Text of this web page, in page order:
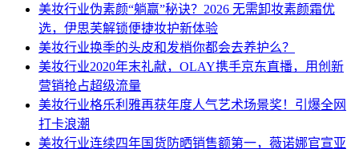
美妆行业伪素颜“躺赢”秘诀？2026 无需卸妆素颜霜优
选，伊思芙解锁便捷妆护新体验
美妆行业换季的头皮和发梢你都会去养护么？
美妆行业2020年末礼献，OLAY携手京东直播，用创新
营销抢占超级流量
美妆行业格乐利雅再获年度人气艺术场景奖！引爆全网
打卡浪潮
美妆行业连续四年国货防晒销售额第一，薇诺娜官宣亚